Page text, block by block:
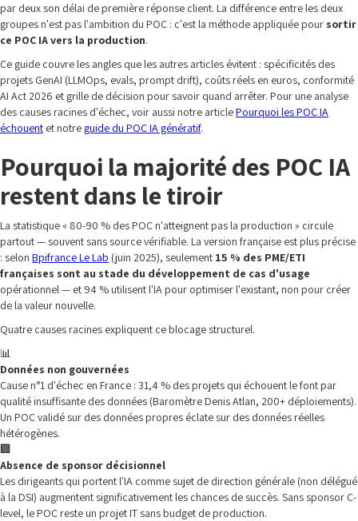
par deux son délai de première réponse client. La différence entre les deux
groupes n'est pas l'ambition du POC : c'est la méthode appliquée pour sortir
ce POC IA vers la production.
Ce guide couvre les angles que les autres articles évitent : spécificités des
projets GenAI (LLMOps, evals, prompt drift), coûts réels en euros, conformité
AI Act 2026 et grille de décision pour savoir quand arrêter. Pour une analyse
des causes racines d'échec, voir aussi notre articlePourquoi les POC IA
échouent et notre guide du POC IA génératif.
Pourquoi la majorité des POC IA
restent dans le tiroir
La statistique « 80-90 % des POC n'atteignent pas la production » circule
partout — souvent sans source vérifiable. La version française est plus précise
: selon Bpifrance Le Lab (juin 2025), seulement 15 % des PME/ETI
françaises sont au stade du développement de cas d'usage
opérationnel — et 94 % utilisent l'IA pour optimiser l'existant, non pour créer
de la valeur nouvelle.
Quatre causes racines expliquent ce blocage structurel.
📊
Données non gouvernées
Cause n°1 d'échec en France : 31,4 % des projets qui échouent le font par
qualité insuffisante des données (Baromètre Denis Atlan, 200+ déploiements).
Un POC validé sur des données propres éclate sur des données réelles
hétérogènes.
🏢
Absence de sponsor décisionnel
Les dirigeants qui portent l'IA comme sujet de direction générale (non délégué
à la DSI) augmentent significativement les chances de succès. Sans sponsor C-
level, le POC reste un projet IT sans budget de production.